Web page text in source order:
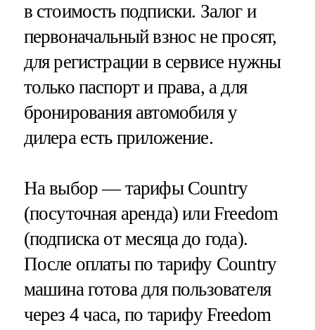
в стоимость подписки. Залог и
первоначальный взнос не просят,
для регистрации в сервисе нужны
только паспорт и права, а для
бронирования автомобиля у
дилера есть приложение.
На выбор — тарифы Country
(посуточная аренда) или Freedom
(подписка от месяца до года).
После оплаты по тарифу Country
машина готова для пользователя
через 4 часа, по тарифу Freedom